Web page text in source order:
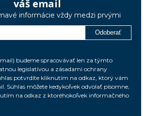
váš email
informácie vždy medzi prvými
Odoberať
budeme spracovávať len za týmto
legislatívou a zásadami ochrany
potvrdíte kliknutím na odkaz, ktorý vám
Súhlas môžete kedykoľvek odvolať písomne,
na odkaz z ktoréhokoľvek informačného